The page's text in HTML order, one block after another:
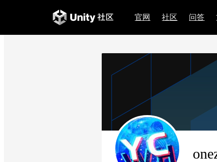
官网 社区 问答